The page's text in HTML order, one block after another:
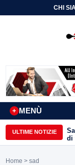
CHI
MENÙ
+
ULTIME NOTIZIE
di
Home > sad